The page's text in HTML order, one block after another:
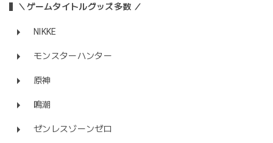
＼ゲームタイトルグッズ多数 ／
NIKKE
モンスターハンター
原神
鳴潮
ゼンレスゾーンゼロ